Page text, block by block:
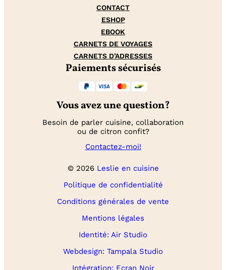
CONTACT
ESHOP
EBOOK
CARNETS DE VOYAGES
CARNETS D’ADRESSES
Paiements sécurisés
Vous avez une question?
Besoin de parler cuisine, collaboration
ou de citron confit?
Contactez-moi!
© 2026 Leslie en cuisine
Politique de confidentialité
Conditions générales de vente
Mentions légales
Identité: Air Studio
Webdesign: Tampala Studio
Intégration: Ecran Noir